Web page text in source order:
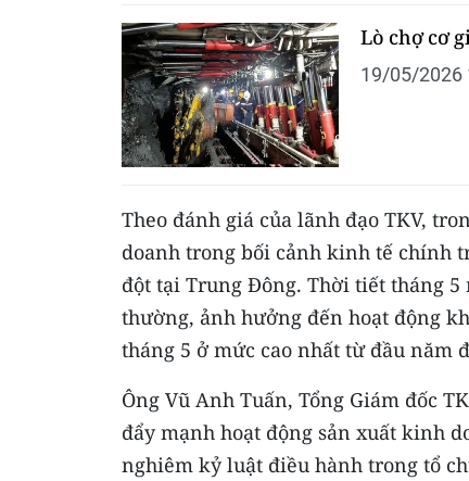
Lò chợ cơ
19/05/2026
Theo đánh giá của lãnh đạo TKV,
doanh trong bối cảnh kinh tế chính
đột tại Trung Đông. Thời tiết tháng
thường, ảnh hưởng đến hoạt động
tháng 5 ở mức cao nhất từ đầu năm
Ông Vũ Anh Tuấn, Tổng Giám đốc
đẩy mạnh hoạt động sản xuất kinh
nghiêm kỷ luật điều hành trong tổ